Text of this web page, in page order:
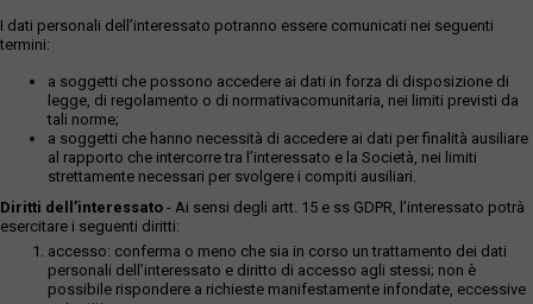
I dati personali dell’interessato potranno essere comunicati nei seguenti
termini:
a soggetti che possono accedere ai dati in forza di disposizione di
legge, di regolamento o di normativacomunitaria, nei limiti previsti da
tali norme;
a soggetti che hanno necessità di accedere ai dati per finalità ausiliare
al rapporto che intercorre tra l’interessato e la Società, nei limiti
strettamente necessari per svolgere i compiti ausiliari.
Diritti dell’interessato - Ai sensi degli artt. 15 e ss GDPR, l’interessato potrà
esercitare i seguenti diritti:
accesso: conferma o meno che sia in corso un trattamento dei dati
personali dell’interessato e diritto di accesso agli stessi; non è
possibile rispondere a richieste manifestamente infondate, eccessive